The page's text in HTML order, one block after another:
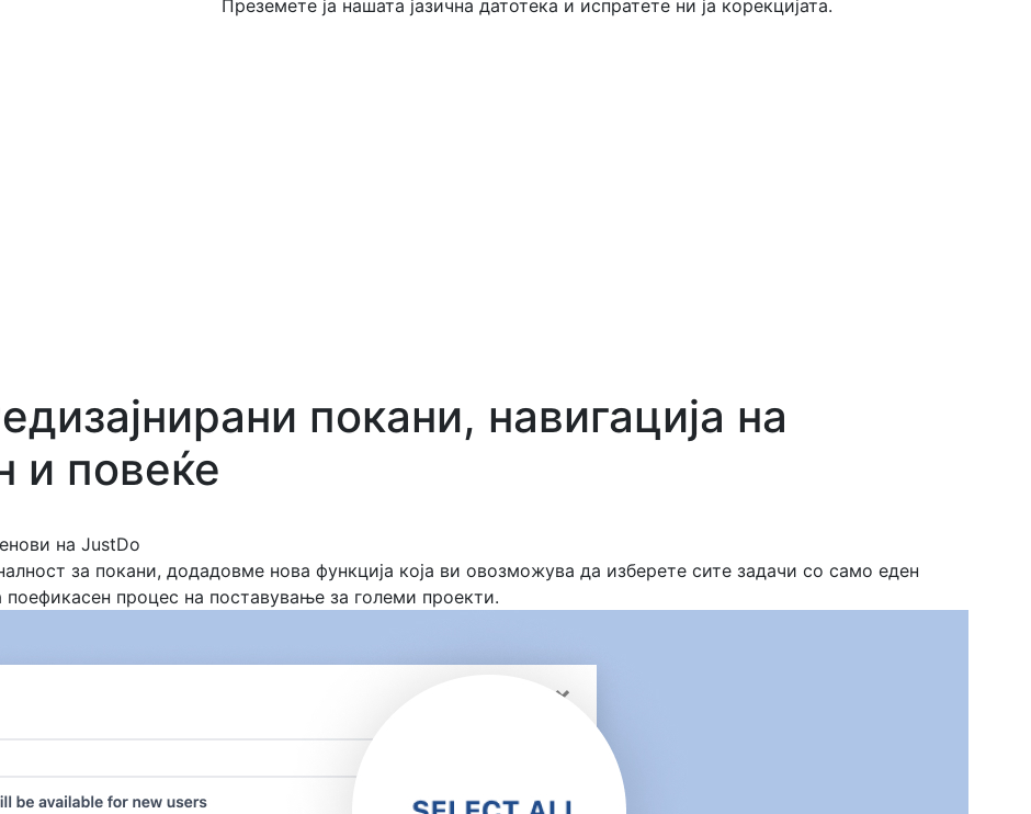
Преземете ја нашата јазична датотека и испратете ни ја корекцијата.
покани, навигација на
и повеќе
на JustDo
за покани, додадовме нова функција која ви овозможува да изберете сите задачи со само еден
процес на поставување за големи проекти.